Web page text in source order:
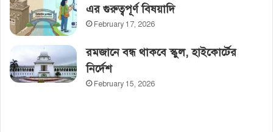
এর গুরুত্বপূর্ণ বিষয়াদি
February 17, 2026
রমজানে বন্ধ থাকবে স্কুল, হাইকোর্টের‌
নির্দেশ
February 15, 2026